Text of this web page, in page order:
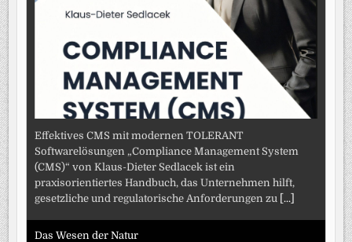
Effektives CMS mit modernen TOLERANT
Softwarelösungen „Compliance Management System
(CMS)“ von Klaus-Dieter Sedlacek ist ein
praxisorientiertes Handbuch, das Unternehmen hilft,
gesetzliche und regulatorische Anforderungen zu [...]
Das Wesen der Natur